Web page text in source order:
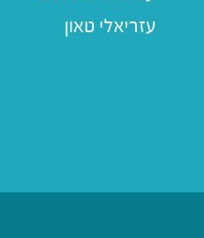
עזריאלי טאון